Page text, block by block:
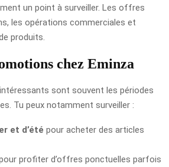
un point à surveiller. Les offres
les opérations commerciales et
produits.
chez Eminza
sont souvent les périodes
Tu peux notamment surveiller :
et d’été pour acheter des articles
profiter d’offres ponctuelles parfois